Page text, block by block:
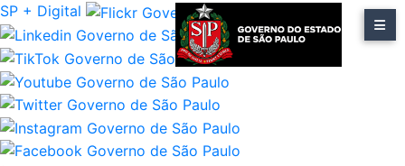
SP + Digital